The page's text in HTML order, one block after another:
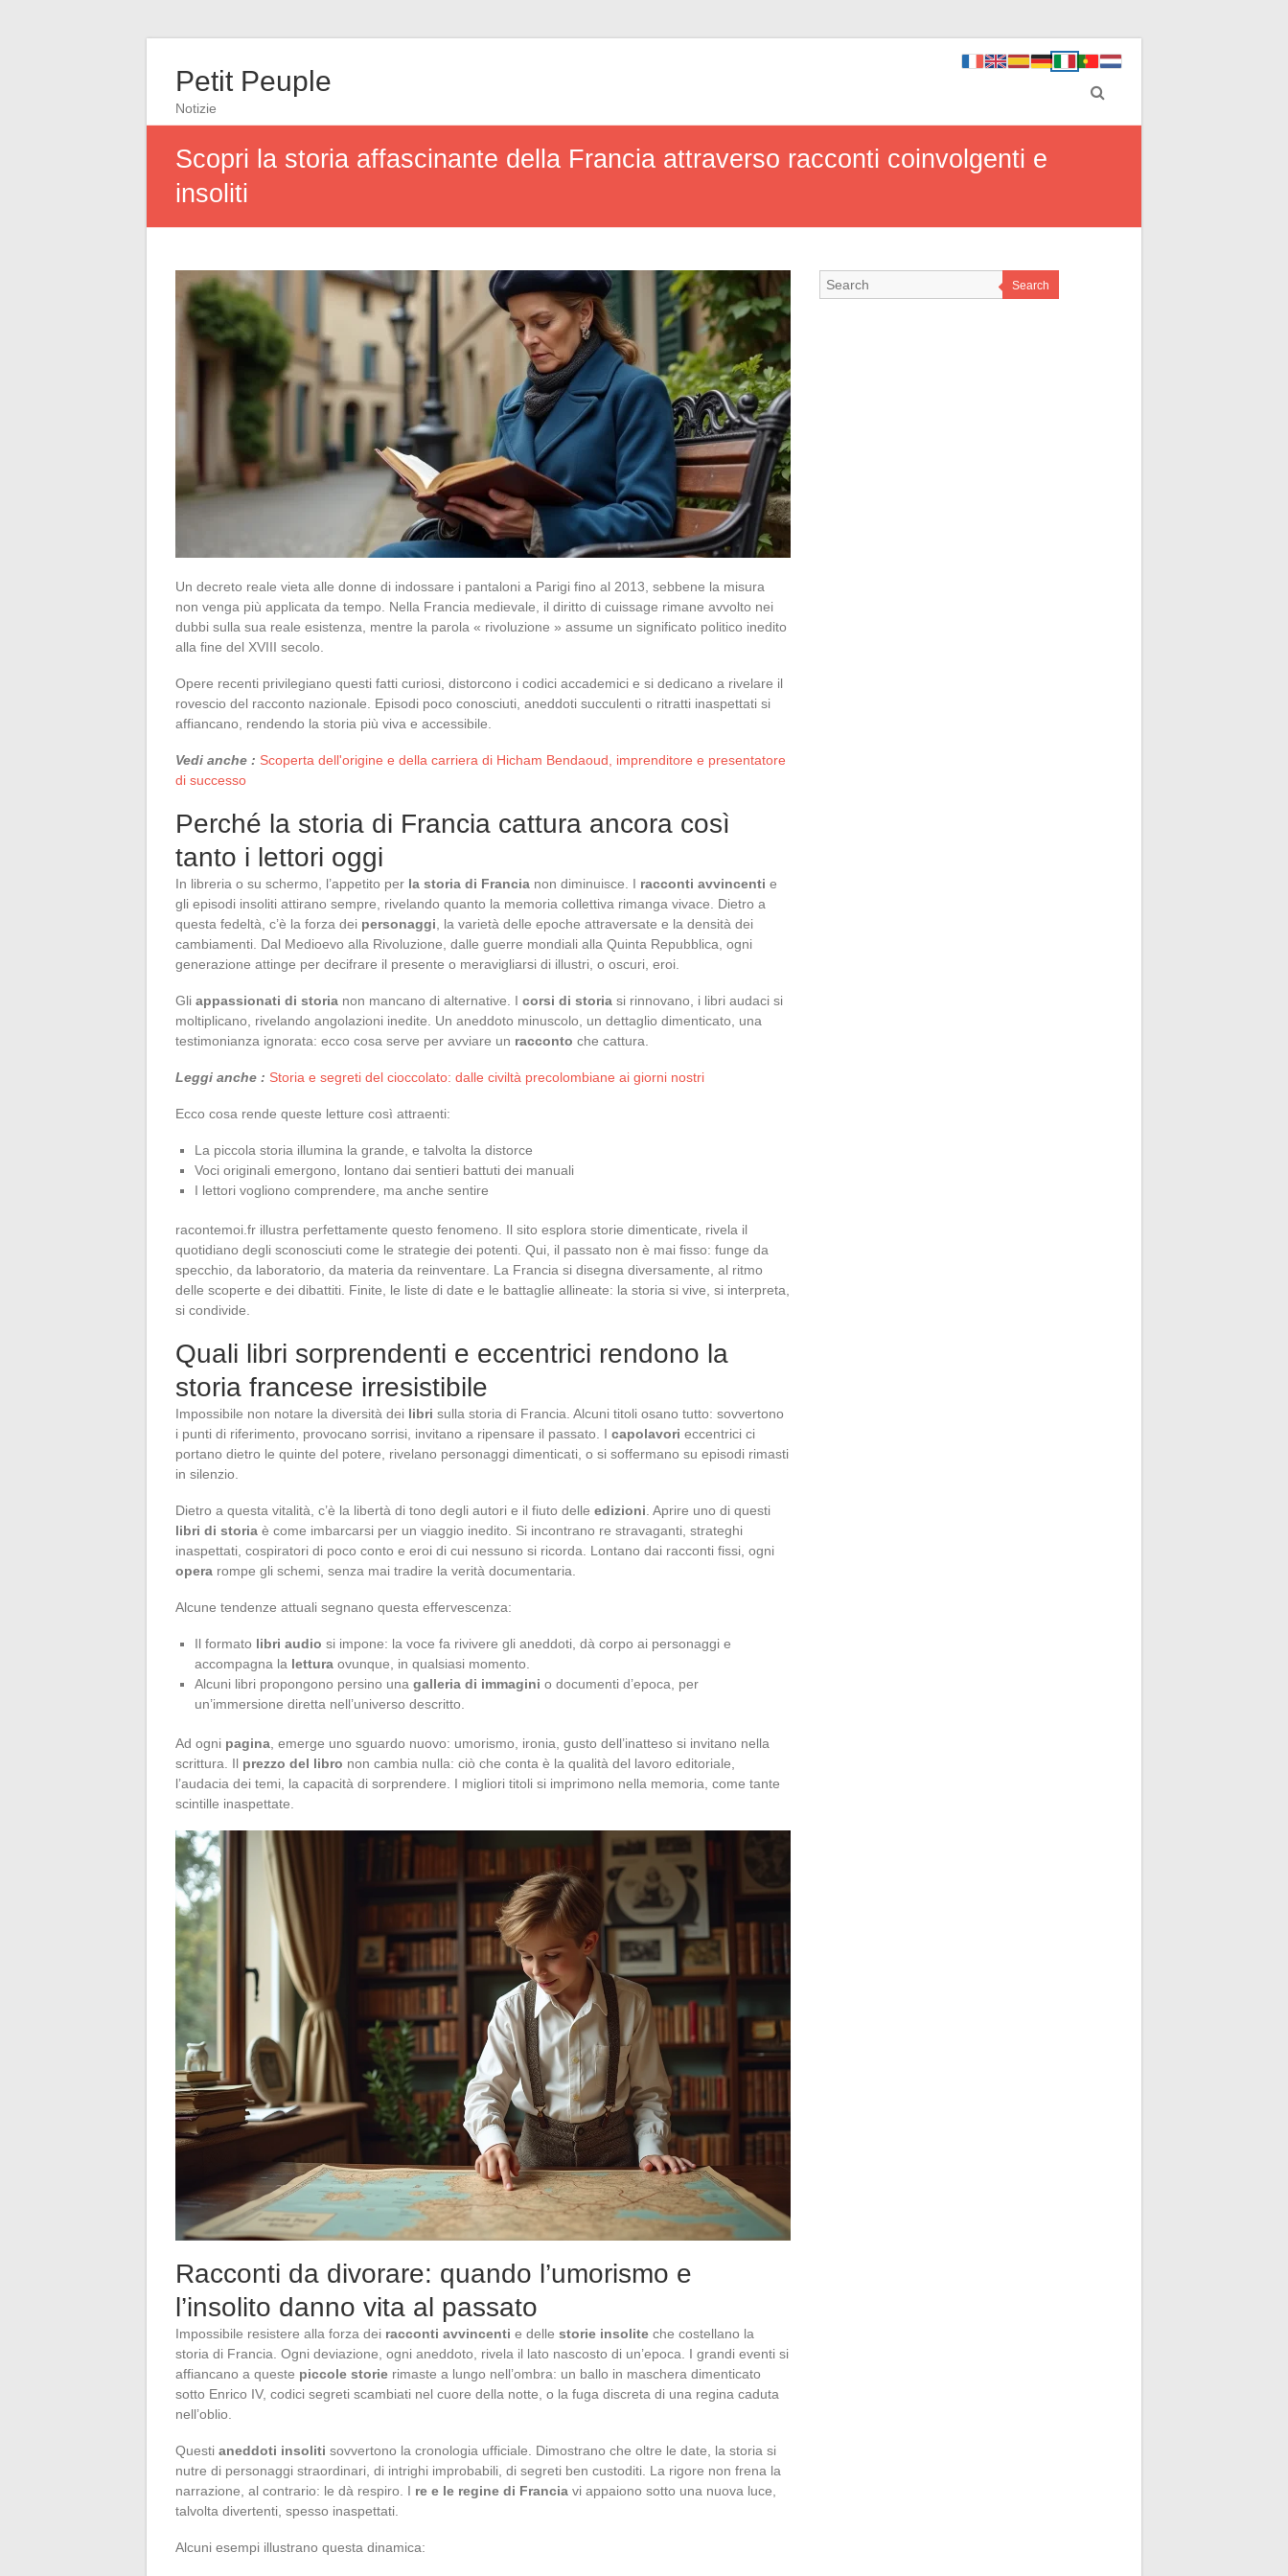
Petit Peuple
Notizie
Scopri la storia affascinante della Francia attraverso racconti coinvolgenti e
insoliti
Un decreto reale vieta alle donne di indossare i pantaloni a Parigi fino al 2013, sebbene la misura
non venga più applicata da tempo. Nella Francia medievale, il diritto di cuissage rimane avvolto nei
dubbi sulla sua reale esistenza, mentre la parola « rivoluzione » assume un significato politico inedito
alla fine del XVIII secolo.
Opere recenti privilegiano questi fatti curiosi, distorcono i codici accademici e si dedicano a rivelare il
rovescio del racconto nazionale. Episodi poco conosciuti, aneddoti succulenti o ritratti inaspettati si
affiancano, rendendo la storia più viva e accessibile.
Vedi anche : Scoperta dell'origine e della carriera di Hicham Bendaoud, imprenditore e presentatore
di successo
Perché la storia di Francia cattura ancora così
tanto i lettori oggi
In libreria o su schermo, l’appetito per la storia di Francia non diminuisce. I racconti avvincenti e
gli episodi insoliti attirano sempre, rivelando quanto la memoria collettiva rimanga vivace. Dietro a
questa fedeltà, c’è la forza dei personaggi , la varietà delle epoche attraversate e la densità dei
cambiamenti. Dal Medioevo alla Rivoluzione, dalle guerre mondiali alla Quinta Repubblica, ogni
generazione attinge per decifrare il presente o meravigliarsi di illustri, o oscuri, eroi.
Gli appassionati di storia non mancano di alternative. I corsi di storia si rinnovano, i libri audaci si
moltiplicano, rivelando angolazioni inedite. Un aneddoto minuscolo, un dettaglio dimenticato, una
testimonianza ignorata: ecco cosa serve per avviare un racconto che cattura.
Leggi anche : Storia e segreti del cioccolato: dalle civiltà precolombiane ai giorni nostri
Ecco cosa rende queste letture così attraenti:
La piccola storia illumina la grande, e talvolta la distorce
Voci originali emergono, lontano dai sentieri battuti dei manuali
I lettori vogliono comprendere, ma anche sentire
racontemoi.fr illustra perfettamente questo fenomeno. Il sito esplora storie dimenticate, rivela il
quotidiano degli sconosciuti come le strategie dei potenti. Qui, il passato non è mai fisso: funge da
specchio, da laboratorio, da materia da reinventare. La Francia si disegna diversamente, al ritmo
delle scoperte e dei dibattiti. Finite, le liste di date e le battaglie allineate: la storia si vive, si interpreta,
si condivide.
Quali libri sorprendenti e eccentrici rendono la
storia francese irresistibile
Impossibile non notare la diversità dei libri sulla storia di Francia. Alcuni titoli osano tutto: sovvertono
i punti di riferimento, provocano sorrisi, invitano a ripensare il passato. I capolavori eccentrici ci
portano dietro le quinte del potere, rivelano personaggi dimenticati, o si soffermano su episodi rimasti
in silenzio.
Dietro a questa vitalità, c’è la libertà di tono degli autori e il fiuto delle edizioni . Aprire uno di questi
libri di storia è come imbarcarsi per un viaggio inedito. Si incontrano re stravaganti, strateghi
inaspettati, cospiratori di poco conto e eroi di cui nessuno si ricorda. Lontano dai racconti fissi, ogni
opera rompe gli schemi, senza mai tradire la verità documentaria.
Alcune tendenze attuali segnano questa effervescenza:
Il formato libri audio si impone: la voce fa rivivere gli aneddoti, dà corpo ai personaggi e
accompagna la lettura ovunque, in qualsiasi momento.
Alcuni libri propongono persino una galleria di immagini o documenti d’epoca, per
un’immersione diretta nell’universo descritto.
Ad ogni pagina , emerge uno sguardo nuovo: umorismo, ironia, gusto dell’inatteso si invitano nella
scrittura. Il prezzo del libro non cambia nulla: ciò che conta è la qualità del lavoro editoriale,
l’audacia dei temi, la capacità di sorprendere. I migliori titoli si imprimono nella memoria, come tante
scintille inaspettate.
Racconti da divorare: quando l’umorismo e
l’insolito danno vita al passato
Impossibile resistere alla forza dei racconti avvincenti e delle storie insolite che costellano la
storia di Francia. Ogni deviazione, ogni aneddoto, rivela il lato nascosto di un’epoca. I grandi eventi si
affiancano a queste piccole storie rimaste a lungo nell’ombra: un ballo in maschera dimenticato
sotto Enrico IV, codici segreti scambiati nel cuore della notte, o la fuga discreta di una regina caduta
nell’oblio.
Questi aneddoti insoliti sovvertono la cronologia ufficiale. Dimostrano che oltre le date, la storia si
nutre di personaggi straordinari, di intrighi improbabili, di segreti ben custoditi. La rigore non frena la
narrazione, al contrario: le dà respiro. I re e le regine di Francia vi appaiono sotto una nuova luce,
talvolta divertenti, spesso inaspettati.
Alcuni esempi illustrano questa dinamica:
Search